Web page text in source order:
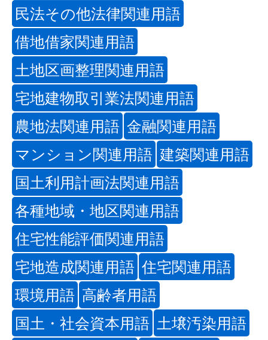
民法その他法律関連用語
借地借家関連用語
土地区画整理関連用語
宅地建物取引業法関連用語
農地法関連用語 金融関連用語
マンション関連用語 建築関連用語
国土利用計画法関連用語
各種地域・地区関連用語
住宅性能評価関連用語
宅地造成関連用語 住宅関連用語
環境用語 高齢者用語
国土・社会資本用語 土壌汚染用語